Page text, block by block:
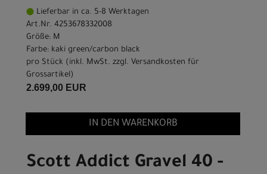
Lieferbar in ca. 5-8 Werktagen
Art.Nr. 4253678332008
Größe: M
Farbe: kaki green/carbon black
pro Stück (inkl. MwSt. zzgl. Versandkosten für
Grossartikel)
2.699,00 EUR
IN DEN WARENKORB
Scott Addict Gravel 40 -